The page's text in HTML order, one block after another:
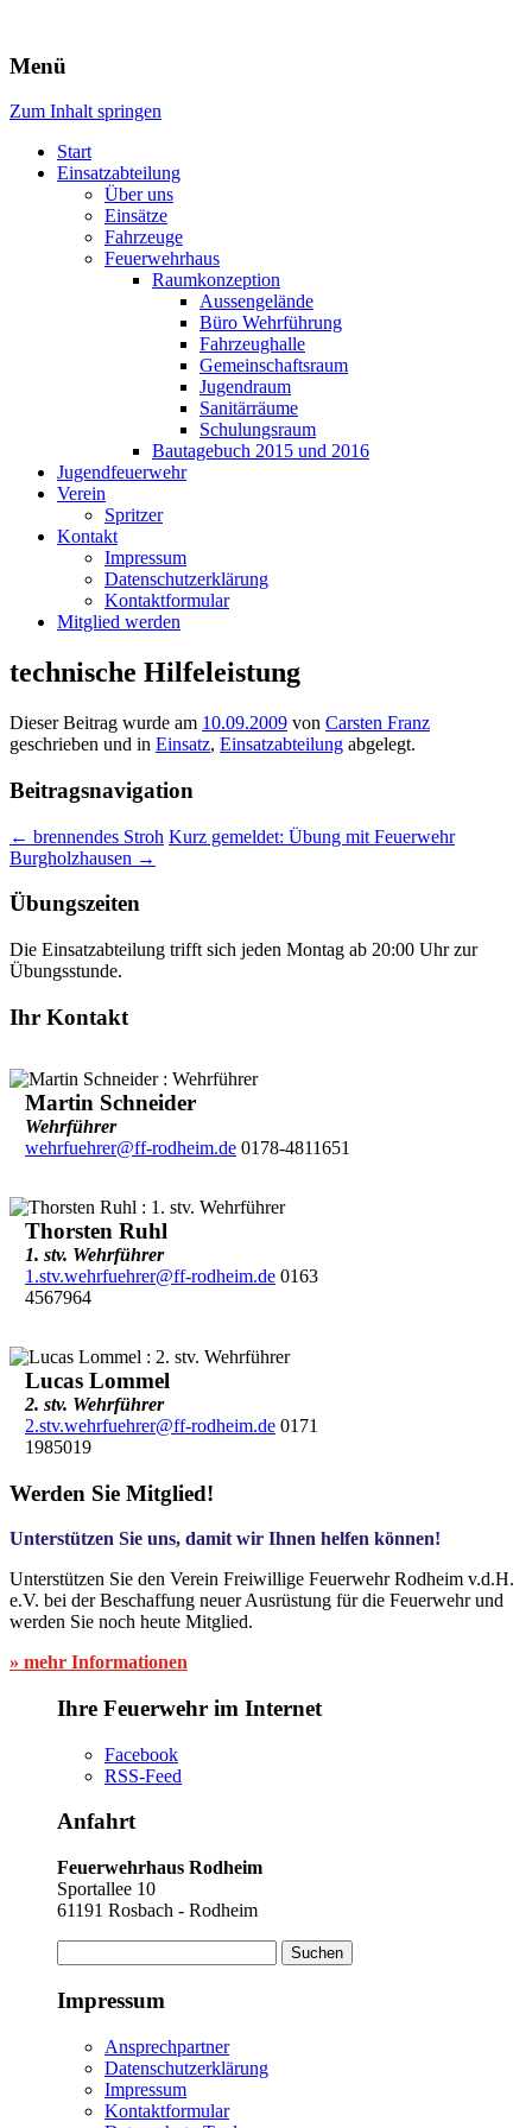
Freiwillige Feuerwehr Rodheim
v.d.H.
Menü
Zum Inhalt springen
Start
Einsatzabteilung
Über uns
Einsätze
Fahrzeuge
Feuerwehrhaus
Raumkonzeption
Aussengelände
Büro Wehrführung
Fahrzeughalle
Gemeinschaftsraum
Jugendraum
Sanitärräume
Schulungsraum
Bautagebuch 2015 und 2016
Jugendfeuerwehr
Verein
Spritzer
Kontakt
Impressum
Datenschutzerklärung
Kontaktformular
Mitglied werden
technische Hilfeleistung
Dieser Beitrag wurde am 10.09.2009 von Carsten Franz
geschrieben und in Einsatz, Einsatzabteilung abgelegt.
Beitragsnavigation
← brennendes Stroh Kurz gemeldet: Übung mit Feuerwehr
Burgholzhausen →
Übungszeiten
Die Einsatzabteilung trifft sich jeden Montag ab 20:00 Uhr zur
Übungsstunde.
Ihr Kontakt
Martin Schneider
Wehrführer
wehrfuehrer@ff-rodheim.de0178-4811651
Thorsten Ruhl
1. stv. Wehrführer
1.stv.wehrfuehrer@ff-rodheim.de0163
4567964
Lucas Lommel
2. stv. Wehrführer
2.stv.wehrfuehrer@ff-rodheim.de0171
1985019
Werden Sie Mitglied!
Unterstützen Sie uns, damit wir Ihnen helfen können!
Unterstützen Sie den Verein Freiwillige Feuerwehr Rodheim v.d.H.
e.V. bei der Beschaffung neuer Ausrüstung für die Feuerwehr und
werden Sie noch heute Mitglied.
» mehr Informationen
Ihre Feuerwehr im Internet
Facebook
RSS-Feed
Anfahrt
Feuerwehrhaus Rodheim
Sportallee 10
61191 Rosbach - Rodheim
nach:
Impressum
Ansprechpartner
Datenschutzerklärung
Impressum
Kontaktformular